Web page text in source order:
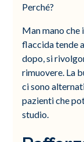
Perché?
Man mano che
flaccida tende
dopo, si
rimuovere. La
ci sono
pazienti che
studio.